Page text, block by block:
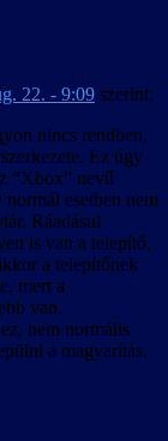
22. - 9:09 szerint:
nincs rendben,
Ez úgy
“Xbox” nevű
esetben nem
Ráadásul
is van a telepítő,
a telepítőnek
mert a
van.
nem normális
a magyarítás.